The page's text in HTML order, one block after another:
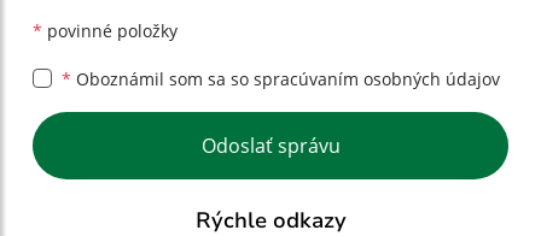
* povinné položky
* Oboznámil som sa so spracúvaním osobných údajov
Google reCaptcha Response
Odoslať správu
Rýchle odkazy